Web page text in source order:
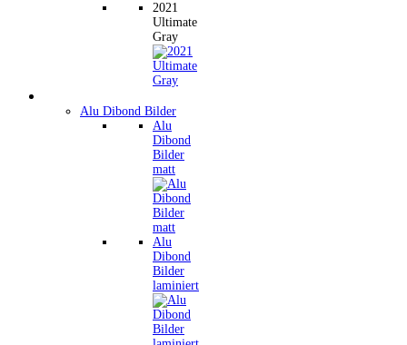
2021
Ultimate
Gray
Alu Dibond Bilder
Alu
Dibond
Bilder
matt
Alu
Dibond
Bilder
laminiert